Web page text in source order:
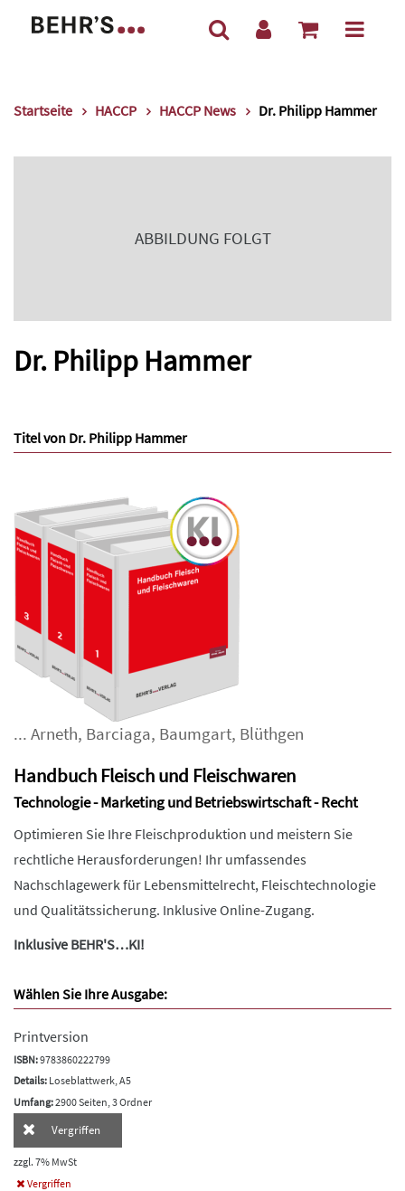
Startseite HACCP HACCP News Dr. Philipp Hammer
ABBILDUNG FOLGT
Dr. Philipp Hammer
Titel von Dr. Philipp Hammer
... Arneth, Barciaga, Baumgart, Blüthgen
Handbuch Fleisch und Fleischwaren
Technologie - Marketing und Betriebswirtschaft - Recht
Optimieren Sie Ihre Fleischproduktion und meistern Sie
rechtliche Herausforderungen! Ihr umfassendes
Nachschlagewerk für Lebensmittelrecht, Fleischtechnologie
und Qualitätssicherung. Inklusive Online-Zugang.
Inklusive BEHR'S…KI!
Wählen Sie Ihre Ausgabe:
Printversion
ISBN:9783860222799
Details: Loseblattwerk, A5
Umfang:2900 Seiten, 3 Ordner
Vergriffen
zzgl. 7% MwSt
Vergriffen